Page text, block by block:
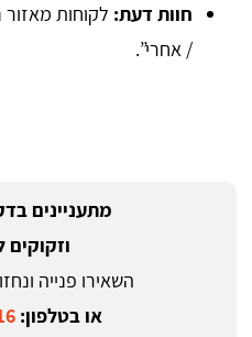
חוות דעת: לקוחות מאזור
/ אחרי”.
מתעניינים
וזקוקים
השאירו פנייה
או בטלפון: